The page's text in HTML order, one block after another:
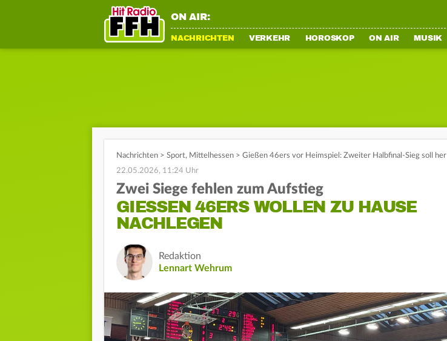
ON AIR:
NACHRICHTEN VERKEHR HOROSKOP ON AIR MUSIK
Nachrichten > Sport, Mittelhessen > Gießen 46ers vor Heimspiel: Zweiter Halbfinal-Sieg soll her
22.05.2026, 11:24 Uhr
Zwei Siege fehlen zum Aufstieg
GIESSEN 46ERS WOLLEN ZU HAUSE N
ACHLEGEN
Redaktion
Lennart Wehrum